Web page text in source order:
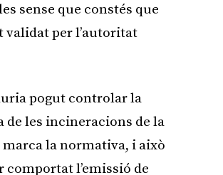
sense que constés que
validat per l’autoritat
pogut controlar la
de les incineracions de la
la normativa, i això
comportat l’emissió de